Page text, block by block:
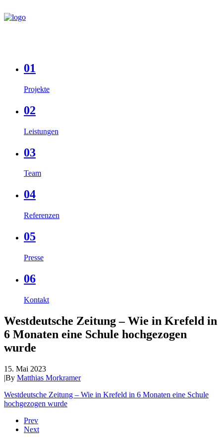
01
Projekte
02
Leistungen
03
Team
04
Referenzen
05
Presse
06
Kontakt
Westdeutsche Zeitung – Wie in Krefeld in
6 Monaten eine Schule hochgezogen
wurde
15. Mai 2023
|By Matthias Morkramer
Westdeutsche Zeitung – Wie in Krefeld in 6 Monaten eine Schule
hochgezogen wurde
Prev
Next